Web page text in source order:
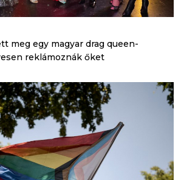
meg egy magyar drag queen-
reklámoznák őket